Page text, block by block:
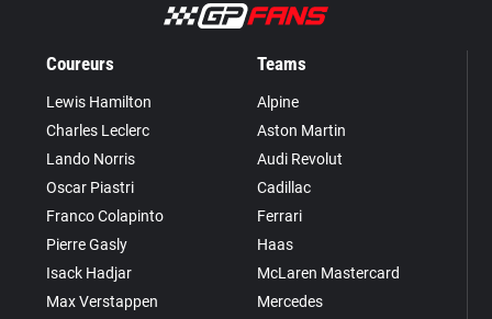
Coureurs
Lewis Hamilton
Charles Leclerc
Lando Norris
Oscar Piastri
Franco Colapinto
Pierre Gasly
Isack Hadjar
Max Verstappen
Teams
Alpine
Aston Martin
Audi Revolut
Cadillac
Ferrari
Haas
McLaren Mastercard
Mercedes